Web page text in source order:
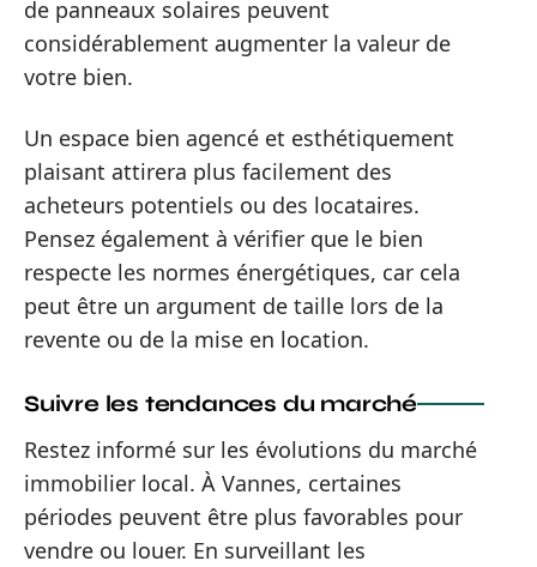
de panneaux solaires peuvent
considérablement augmenter la valeur de
votre bien.
Un espace bien agencé et esthétiquement
plaisant attirera plus facilement des
acheteurs potentiels ou des locataires.
Pensez également à vérifier que le bien
respecte les normes énergétiques, car cela
peut être un argument de taille lors de la
revente ou de la mise en location.
Suivre les tendances du marché
Restez informé sur les évolutions du marché
immobilier local. À Vannes, certaines
périodes peuvent être plus favorables pour
vendre ou louer. En surveillant les